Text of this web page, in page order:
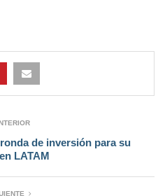
de inversión para su
LATAM